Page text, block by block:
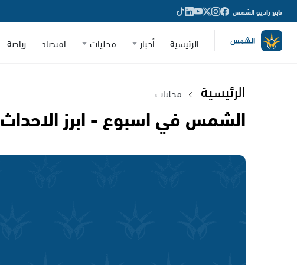
تابع راديو الشمس
الرئيسية أخبار محليات اقتصاد رياضة
الرئيسية محليات
الشمس في اسبوع - ابرز الاحداث